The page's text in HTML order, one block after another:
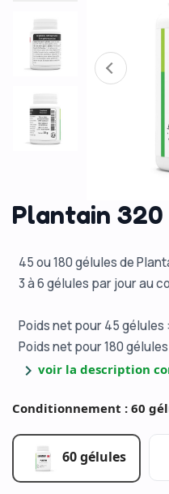
Plantain 320
45 ou 180 gélules de
3 à 6 gélules par jour au
Poids net pour 45 gélules
Poids net pour 180
chevron_right voir la description
Conditionnement : 60
60 gélules